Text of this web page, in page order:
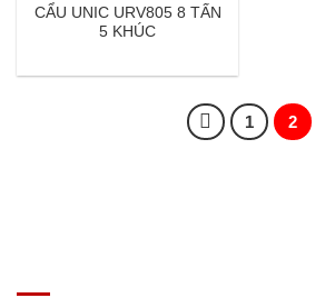
CẨU UNIC URV805 8 TẤN
5 KHÚC
1 2